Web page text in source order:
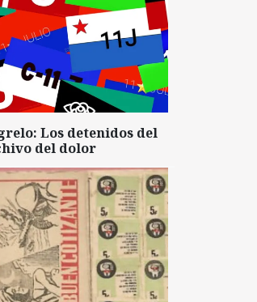
Los detenidos del
del dolor